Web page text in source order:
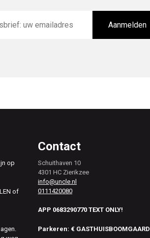
Aanmelden
op
of
Contact
Schuithaven 10
4301 HC Zierikzee
info@uncle.nl
0111420080
APP 0683290770 TEXT ONLY!
Parkeren: € GASTHUISBOOMGAARD